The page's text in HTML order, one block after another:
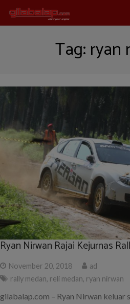
Balap Motor
About Us
Tag: ryan
Ryan Nirwan Rajai Kejurnas
November 20, 2018
ad
rally medan, reli medan, ryan nirwan
gilabalap.com – Ryan Nirwan keluar